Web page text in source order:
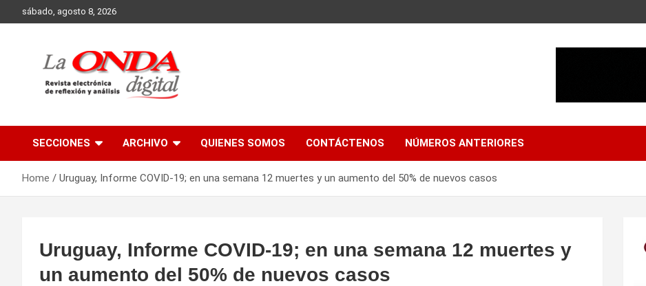
to
sábado, agosto 8, 2026
SECCIONES ARCHIVO QUIENES SOMOS CONTÁCTENOS NÚMEROS ANTERIORES
Home Uruguay, Informe COVID-19; en una semana 12 muertes y un aumento del 50% de nuevos casos
Uruguay, Informe COVID-19; en una semana 12 muertes y
un aumento del 50% de nuevos casos